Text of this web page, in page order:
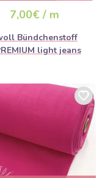
wenigen Stunden
ausverkauft sein
7,00€ / m
Bündchenstoff
light jeans